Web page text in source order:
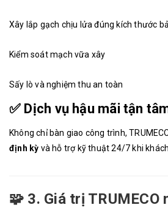
Xây lắp gạch chịu lửa đúng kích thước
Kiểm soát mạch vữa xây
Sấy lò và nghiệm thu an toàn
✅ Dịch vụ hậu mãi tận
Không chỉ bàn giao công trình,
định kỳ và hỗ trợ kỹ thuật 24/7 khi
🧩 3. Giá trị TRUMECO